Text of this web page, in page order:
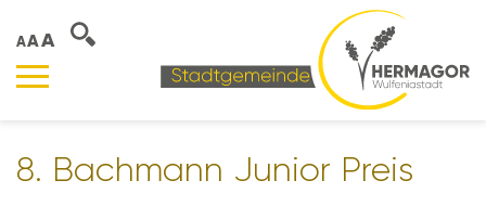
AAA
8. Bach­mann Junior Preis